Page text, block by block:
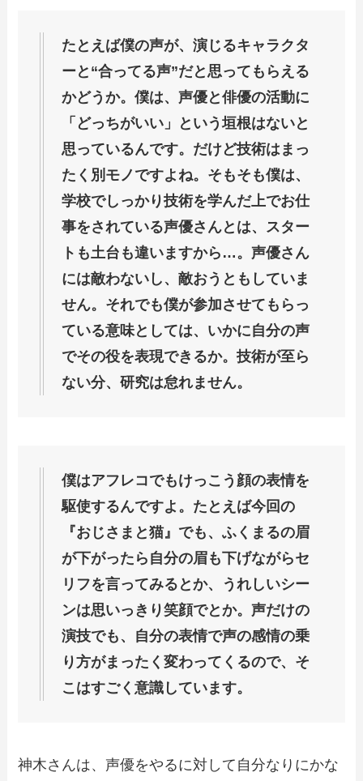
たとえば僕の声が、演じるキャラクタ
ーと“合ってる声”だと思ってもらえる
かどうか。僕は、声優と俳優の活動に
「どっちがいい」という垣根はないと
思っているんです。だけど技術はまっ
たく別モノですよね。そもそも僕は、
学校でしっかり技術を学んだ上でお仕
事をされている声優さんとは、スター
トも土台も違いますから…。声優さん
には敵わないし、敵おうともしていま
せん。それでも僕が参加させてもらっ
ている意味としては、いかに自分の声
でその役を表現できるか。技術が至ら
ない分、研究は怠れません。
僕はアフレコでもけっこう顔の表情を
駆使するんですよ。たとえば今回の
『おじさまと猫』でも、ふくまるの眉
が下がったら自分の眉も下げながらセ
リフを言ってみるとか、うれしいシー
ンは思いっきり笑顔でとか。声だけの
演技でも、自分の表情で声の感情の乗
り方がまったく変わってくるので、そ
こはすごく意識しています。
神木さんは、声優をやるに対して自分なりにかな